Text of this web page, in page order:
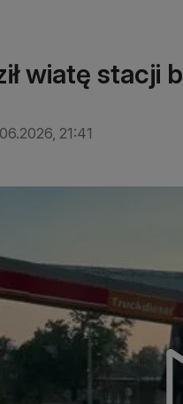
wiatę stacji
21:41